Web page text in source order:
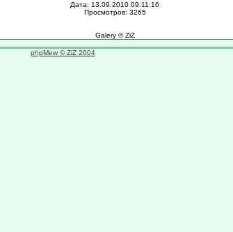
Дата: 13.09.2010 09:11:16
Просмотров: 3265
Galery © ZiZ
phpMew © ZiZ 2004